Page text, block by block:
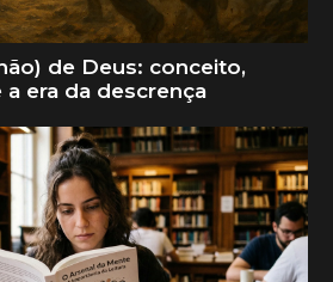
de Deus: conceito,
a era da descrença